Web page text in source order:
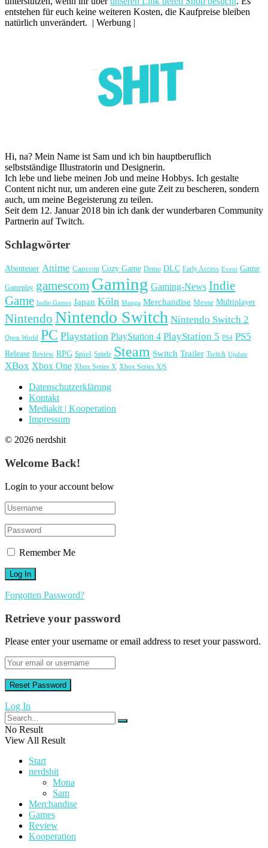
entstehen für euch keine weiteren Kosten, die Kaufpreise bleiben
natürlich unverändert. | Werbung |
Hi, na? Mein Name ist Sam und ich bin hauptberuflich
selbstständige Illustratorin und Designerin.
Ich lebe und liebe meinen Job und meine Hobbys. Ich gestalte
Content nicht nur, um anderen eine gute Zeit zu bescheren, sondern
auch, um meine Begeisterung zu teilen.
Seit dem 12. Januar 2018 bin ich dank der wunderbaren Community
Partnerin auf Twitch.
Schlagwörter
Abenteuer Anime Capcom Cozy Game Demo DLC Early Access Event Game
Gameplay gamescom Gaming Gaming-News Indie
Game Indie Games Japan Köln Manga Merchandise Messe Multiplayer
Nintendo Nintendo Switch Nintendo Switch 2
Open World PC Playstation PlayStation 4 PlayStation 5 PS4 PS5
Release Review RPG Spiel Spiele Steam Switch Trailer Twitch Update
XBox Xbox One Xbox Series X Xbox Series X|S
Datenschutzerklärung
Kontakt
Mediakit | Kooperation
Impressum
© 2026 nerdshit
Welcome Back!
Login to your account below
Remember Me
Forgotten Password?
Retrieve your password
Please enter your username or email address to reset your password.
Log In
No Result
View All Result
Start
nerdshit
Mona
Sam
Merchandise
Games
Review
Kooperation